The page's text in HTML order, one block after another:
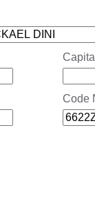
Capital
Code